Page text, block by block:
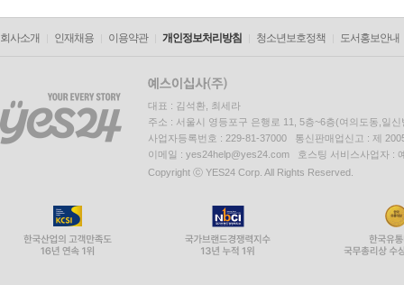
회사소개 인재채용 이용약관 개인정보처리방침 청소년보호정책 도서홍보안내
대표 : 김석환, 최세라
주소 : 서울시 영등포구 은행로 11, 5층~6층(여의도동,일신
사업자등록번호 : 229-81-37000 통신판매업신고 : 제
이메일 : yes24help@yes24.com 호스팅 서비스사업자 :
Copyright ⓒ YES24 Corp. All Rights Reserved.